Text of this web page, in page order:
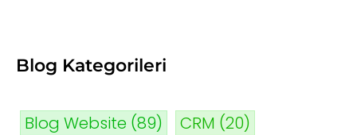
Blog Kategorileri
Blog Website (89) CRM (20)